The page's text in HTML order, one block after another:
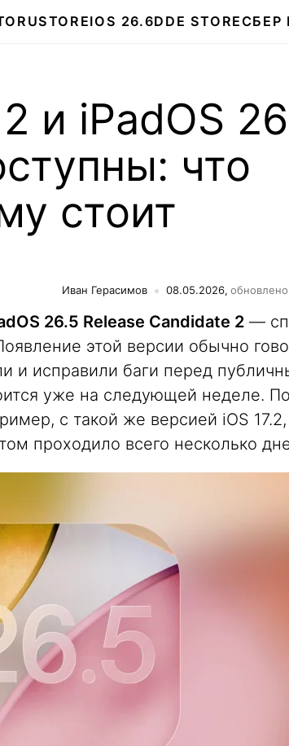
RUSTOREIOS 26.6DDE STORE СБЕР
и iPadOS
что
стоит
Иван Герасимов 08.05.2026,
26.5 Release Candidate 2 —
этой версии обычно
и исправили баги перед
уже на следующей неделе.
с такой же версией iOS 17.2,
проходило всего несколько